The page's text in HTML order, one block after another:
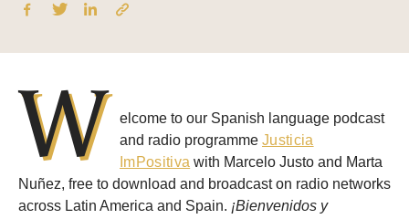
W
elcome to our Spanish language podcast
and radio programme Justicia
ImPositiva with Marcelo Justo and Marta
Nuñez, free to download and broadcast on radio networks
across Latin America and Spain. ¡Bienvenidos y